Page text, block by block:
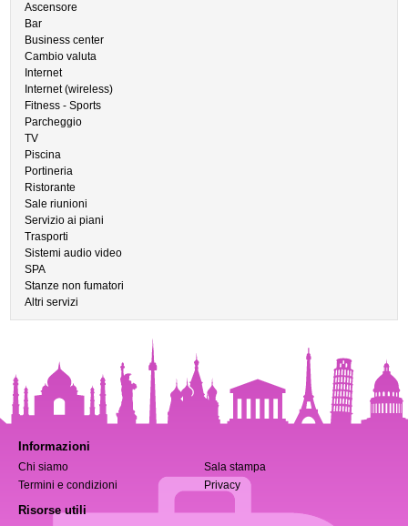
Ascensore
Bar
Business center
Cambio valuta
Internet
Internet (wireless)
Fitness - Sports
Parcheggio
TV
Piscina
Portineria
Ristorante
Sale riunioni
Servizio ai piani
Trasporti
Sistemi audio video
SPA
Stanze non fumatori
Altri servizi
Informazioni
Chi siamo
Sala stampa
Termini e condizioni
Privacy
Risorse utili